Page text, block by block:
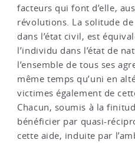
facteurs qui font d’elle,
révolutions. La solitude
dans l’état civil, est
l’individu dans l’état de
l’ensemble de tous ses
même temps qu’uni en
victimes également de
Chacun, soumis à la
bénéficier par quasi-
cette aide, induite par